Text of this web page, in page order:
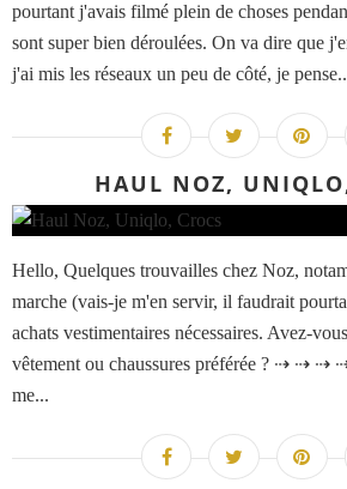
pourtant j'avais filmé plein de choses
sont super bien déroulées. On va dire que
j'ai mis les réseaux un peu de côté, je
HAUL NOZ,
Hello, Quelques trouvailles chez Noz,
marche (vais-je m'en servir, il faudrait
achats vestimentaires nécessaires. Avez-
vêtement ou chaussures préférée ? ⇢ ⇢
me...